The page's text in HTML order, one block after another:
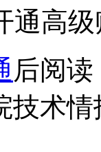
通高
后阅读
技术